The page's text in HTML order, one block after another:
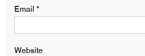
Email *
Website